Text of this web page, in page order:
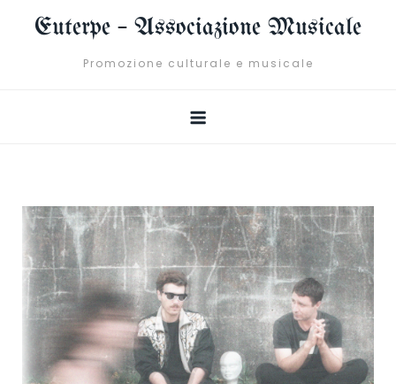
Euterpe – Associazione Musicale
Promozione culturale e musicale